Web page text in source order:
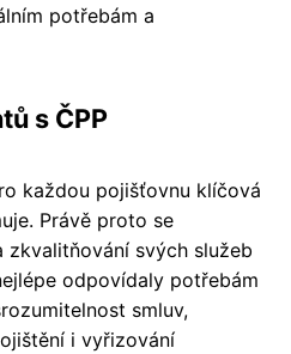
potřebám a
s ČPP
každou pojišťovnu klíčová
Právě proto se
zkvalitňování svých služeb
odpovídaly potřebám
smluv,
i vyřizování